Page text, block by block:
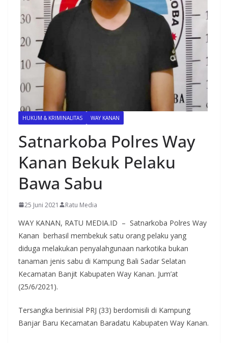
HUKUM & KRIMINALITAS WAY KANAN
Satnarkoba Polres Way
Kanan Bekuk Pelaku
Bawa Sabu
25 Juni 2021 Ratu Media
WAY KANAN, RATU MEDIA.ID – Satnarkoba Polres Way
Kanan berhasil membekuk satu orang pelaku yang
diduga melakukan penyalahgunaan narkotika bukan
tanaman jenis sabu di Kampung Bali Sadar Selatan
Kecamatan Banjit Kabupaten Way Kanan. Jum’at
(25/6/2021).
Tersangka berinisial PRJ (33) berdomisili di Kampung
Banjar Baru Kecamatan Baradatu Kabupaten Way Kanan.